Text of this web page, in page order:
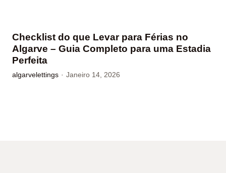
Checklist do que Levar para Férias no
Algarve – Guia Completo para uma Estadia
Perfeita
algarvelettings · Janeiro 14, 2026